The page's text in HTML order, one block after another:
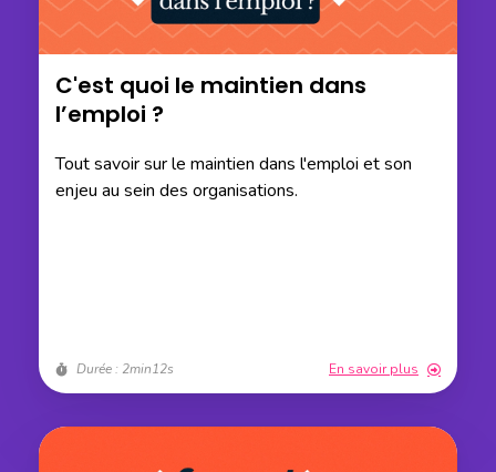
C'est quoi le maintien dans
l’emploi ?
Tout savoir sur le maintien dans l'emploi et son
enjeu au sein des organisations.
Durée : 2min12s En savoir plus